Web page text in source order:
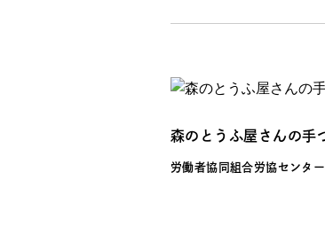
森のとうふ屋さんの手
労働者協同組合労協センタ